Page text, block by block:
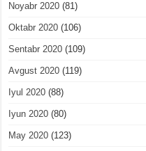
Noyabr 2020 (81)
Oktabr 2020 (106)
Sentabr 2020 (109)
Avgust 2020 (119)
Iyul 2020 (88)
Iyun 2020 (80)
May 2020 (123)